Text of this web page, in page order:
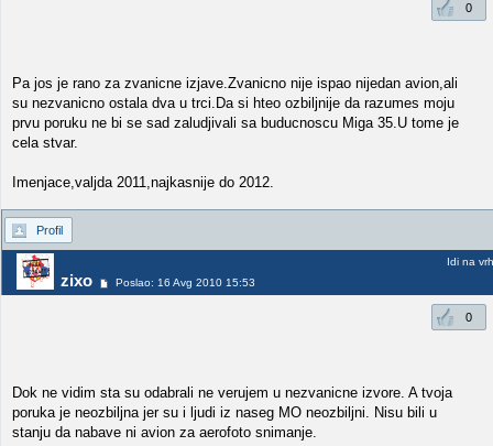
0
Pa jos je rano za zvanicne izjave.Zvanicno nije ispao nijedan avion,ali
su nezvanicno ostala dva u trci.Da si hteo ozbiljnije da razumes moju
prvu poruku ne bi se sad zaludjivali sa buducnoscu Miga 35.U tome je
cela stvar.
Imenjace,valjda 2011,najkasnije do 2012.
Profil
zixo Poslao: 16 Avg 2010 15:53
Idi na vrh
0
Dok ne vidim sta su odabrali ne verujem u nezvanicne izvore. A tvoja
poruka je neozbiljna jer su i ljudi iz naseg MO neozbiljni. Nisu bili u
stanju da nabave ni avion za aerofoto snimanje.